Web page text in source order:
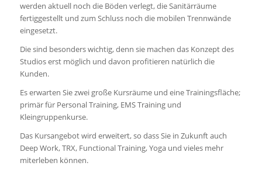
werden aktuell noch die Böden verlegt, die Sanitärräume
fertiggestellt und zum Schluss noch die mobilen Trennwände
eingesetzt.
Die sind besonders wichtig, denn sie machen das Konzept des
Studios erst möglich und davon profitieren natürlich die
Kunden.
Es erwarten Sie zwei große Kursräume und eine Trainingsfläche;
primär für Personal Training, EMS Training und
Kleingruppenkurse.
Das Kursangebot wird erweitert, so dass Sie in Zukunft auch
Deep Work, TRX, Functional Training, Yoga und vieles mehr
miterleben können.